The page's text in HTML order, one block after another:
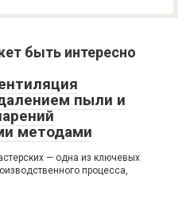
быть интересно
пыли и
методами
— одна из ключевых
процесса,